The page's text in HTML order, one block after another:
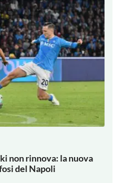
non rinnova: la nuova
del Napoli